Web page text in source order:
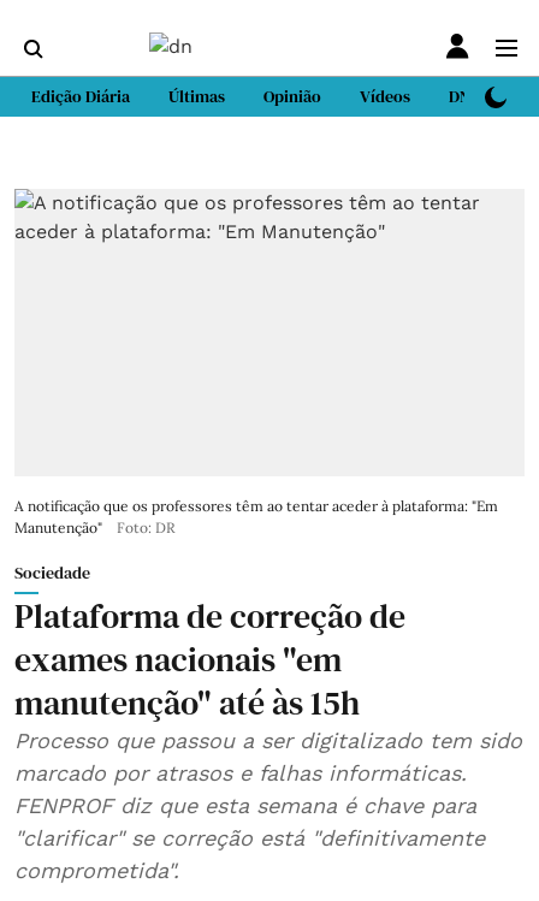
Edição Diária Últimas Opinião Vídeos DN Sport
A notificação que os professores têm ao tentar aceder à plataforma: "Em
Manutenção"
Foto: DR
Sociedade
Plataforma de correção de
exames nacionais "em
manutenção" até às 15h
Processo que passou a ser digitalizado tem sido
marcado por atrasos e falhas informáticas.
FENPROF diz que esta semana é chave para
"clarificar" se correção está "definitivamente
comprometida".